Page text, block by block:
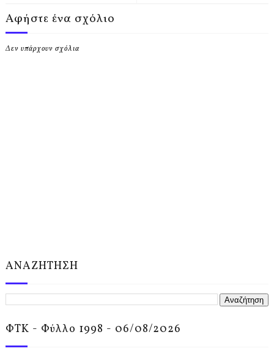
Αφήστε ένα σχόλιο
Δεν υπάρχουν σχόλια
ΑΝΑΖΗΤΗΣΗ
ΦΤΚ - Φύλλο 1998 - 06/08/2026